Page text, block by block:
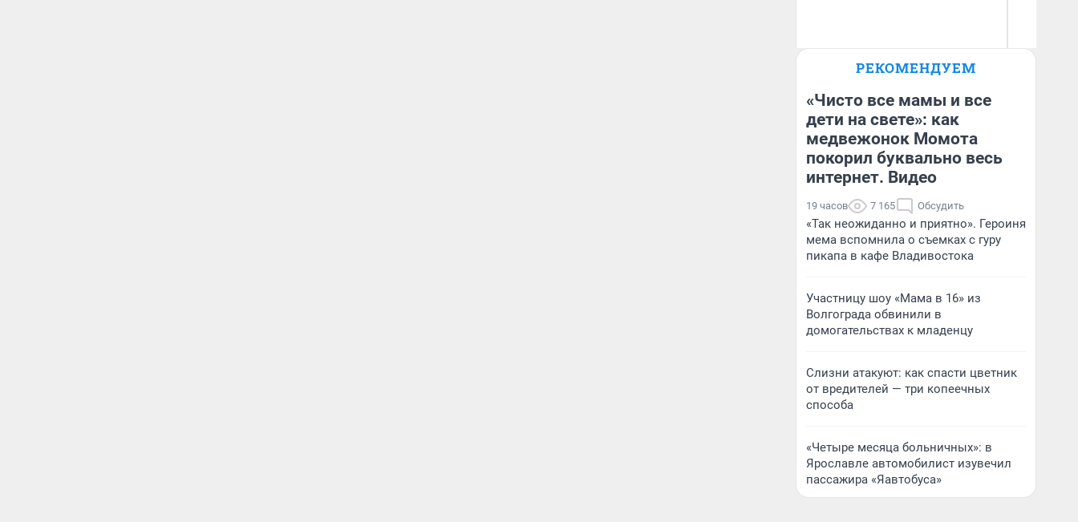
Анатолий Кузнецов
РЕКОМЕНДУЕМ
«Чисто все мамы и все
дети на свете»: как
медвежонок Момота
покорил буквально весь
интернет. Видео
19 часов 7 165 Обсудить
«Так неожиданно и приятно». Героиня
мема вспомнила о съемках с гуру
пикапа в кафе Владивостока
Участницу шоу «Мама в 16» из
Волгограда обвинили в
домогательствах к младенцу
Слизни атакуют: как спасти цветник
от вредителей — три копеечных
способа
«Четыре месяца больничных»: в
Ярославле автомобилист изувечил
пассажира «Яавтобуса»